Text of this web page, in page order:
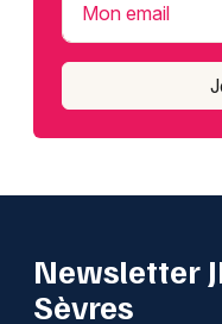
Mon email
Newsletter
Sèvres